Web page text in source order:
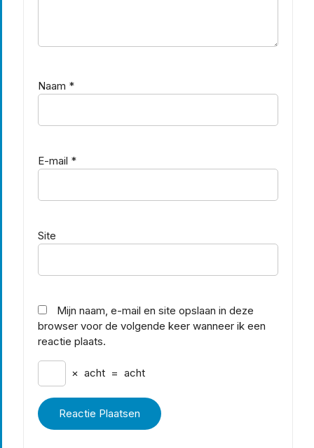
Naam *
E-mail *
Site
Mijn naam, e-mail en site opslaan in deze
browser voor de volgende keer wanneer ik een
reactie plaats.
× acht = acht